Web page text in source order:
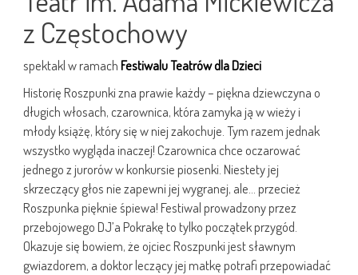
z Częstochowy
spektakl w ramachFestiwalu Teatrów dla Dzieci
Historię Roszpunki zna prawie każdy – piękna dziewczyna o
długich włosach, czarownica, która zamyka ją w wieży i
młody książę, który się w niej zakochuje. Tym razem jednak
wszystko wygląda inaczej! Czarownica chce oczarować
jednego z jurorów w konkursie piosenki. Niestety jej
skrzeczący głos nie zapewni jej wygranej, ale… przecież
Roszpunka pięknie śpiewa! Festiwal prowadzony przez
przebojowego DJ’a Pokrakę to tylko początek przygód.
Okazuje się bowiem, że ojciec Roszpunki jest sławnym
gwiazdorem, a doktor leczący jej matkę potrafi przepowiadać